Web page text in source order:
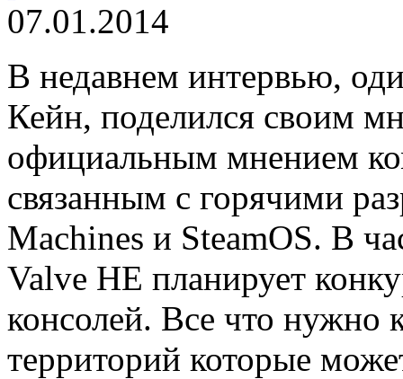
07.01.2014
В недавнем интервью,
Кейн, поделился своим
официальным мнением
связанным с горячими
Machines и SteamOS. В
Valve НЕ планирует
консолей. Все что нужно
территорий которые